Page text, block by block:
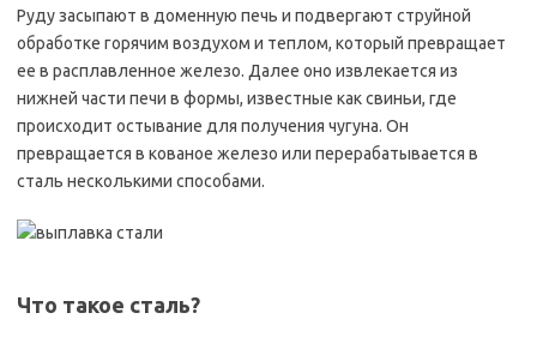
Руду засыпают в доменную печь и подвергают струйной
обработке горячим воздухом и теплом, который превращает
ее в расплавленное железо. Далее оно извлекается из
нижней части печи в формы, известные как свиньи, где
происходит остывание для получения чугуна. Он
превращается в кованое железо или перерабатывается в
сталь несколькими способами.
Что такое сталь?